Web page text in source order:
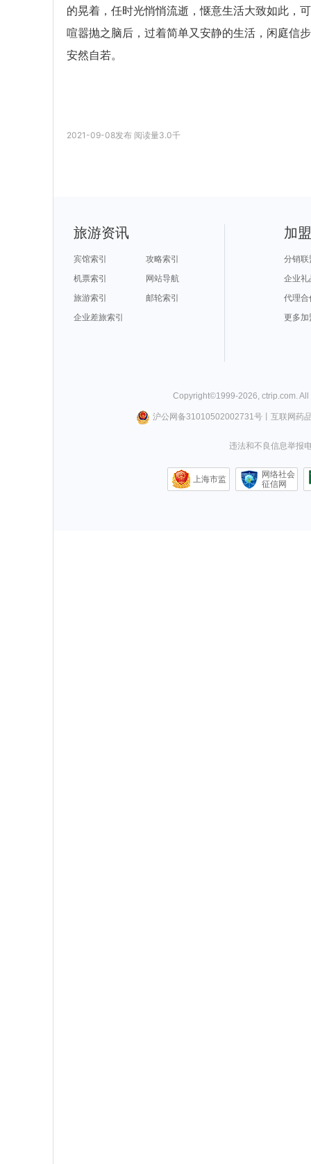
的晃着，任时光悄悄流逝，惬意生活大致如此，
喧嚣抛之脑后，过着简单又安静的生活，闲庭信
安然自若。
2021-09-08发布 阅读量3.0千
旅游资讯
宾馆索引
攻略索引
机票索引
网站导航
旅游索引
邮轮索引
企业差旅索引
加
分销联
企业礼
代理合
更多加
Copyright©1999-2026, ctrip.com.
沪公网备31010502002731号丨 互联网药
违法和不良信息举报
上海市监
网络社会
征信网